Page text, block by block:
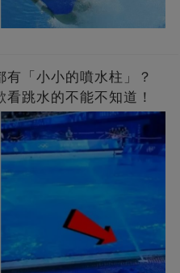
「小小的噴水柱」？
跳水的不能不知道！